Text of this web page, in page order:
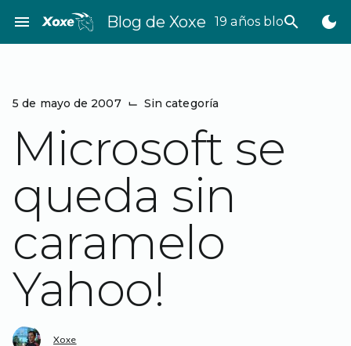
contenido
menu Blog de Xoxe 19 años bloggeando
search dark_mode
5 de mayo de 2007 ⌙ Sin categoría
Microsoft se
queda sin
caramelo
Yahoo!
Xoxe